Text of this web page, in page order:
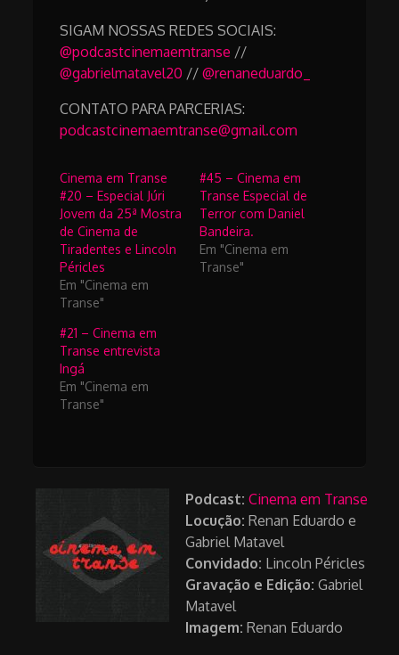
SIGAM NOSSAS REDES SOCIAIS:
@podcastcinemaemtranse //
@gabrielmatavel20 //@renaneduardo_
CONTATO PARA PARCERIAS:
podcastcinemaemtranse@gmail.com
Cinema em Transe
#20 – Especial Júri
Jovem da 25ª Mostra
de Cinema de
Tiradentes e Lincoln
Péricles
Em "Cinema em
Transe"
#45 – Cinema em
Transe Especial de
Terror com Daniel
Bandeira.
Em "Cinema em
Transe"
#21 – Cinema em
Transe entrevista
Ingá
Em "Cinema em
Transe"
Podcast: Cinema em Transe
Locução: Renan Eduardo e
Gabriel Matavel
Convidado: Lincoln Péricles
Gravação e Edição: Gabriel
Matavel
Imagem: Renan Eduardo